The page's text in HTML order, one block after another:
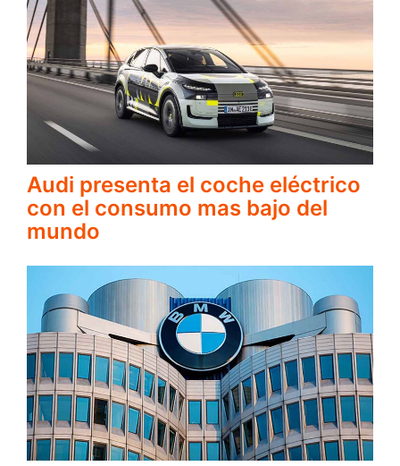
Audi presenta el coche eléctrico
con el consumo mas bajo del
mundo